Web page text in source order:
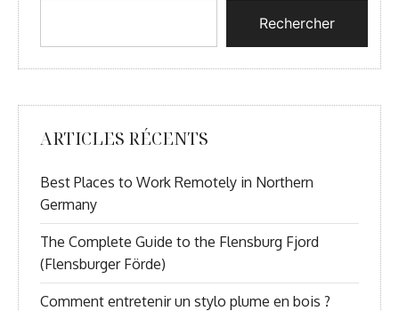
Rechercher
ARTICLES RÉCENTS
Best Places to Work Remotely in Northern
Germany
The Complete Guide to the Flensburg Fjord
(Flensburger Förde)
Comment entretenir un stylo plume en bois ?